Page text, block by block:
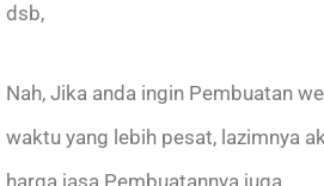
dsb,
Nah, Jika anda ingin Pembuatan
waktu yang lebih pesat, lazimnya
harga jasa Pembuatannya juga.